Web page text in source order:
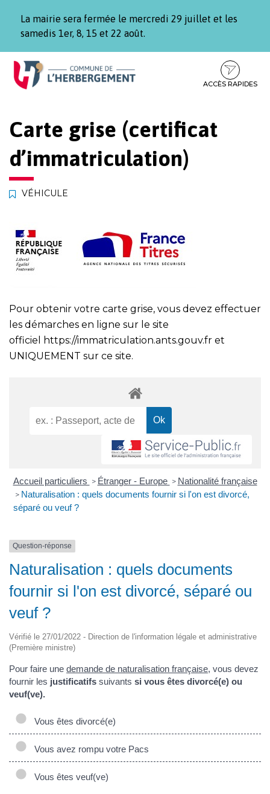
La mairie sera fermée le mercredi 29 juillet et les
samedis 1er, 8, 15 et 22 août.
Aller
Aller
contenu
Aller
pied
ACCÈS RAPIDES
Carte grise (certificat
d’immatriculation)
VÉHICULE
Pour obtenir votre carte grise, vous devez effectuer
les démarches en ligne sur le site
officiel
https://immatriculation.ants.gouv.fr et
UNIQUEMENT sur ce site.
Accueil particuliers > Étranger - Europe > Nationalité française
> Naturalisation : quels documents fournir si l'on est divorcé,
séparé ou veuf ?
Question-réponse
Naturalisation : quels documents
fournir si l'on est divorcé, séparé ou
veuf ?
Vérifié le 27/01/2022 - Direction de l'information légale et administrative
(Première ministre)
Pour faire une demande de naturalisation française, vous devez
fournir les justificatifs suivants si vous êtes divorcé(e) ou
veuf(ve).
Vous êtes divorcé(e)
Vous avez rompu votre Pacs
Vous êtes veuf(ve)